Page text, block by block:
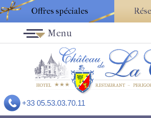
Offres spéciales
+33 05.53.03.70.11
Menu